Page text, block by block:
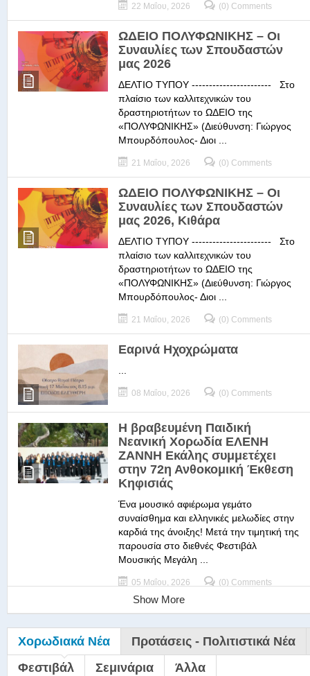
22 Μαΐου, 2026 (0) Comments
ΩΔΕΙΟ ΠΟΛΥΦΩΝΙΚΗΣ – Οι
Συναυλίες των Σπουδαστών
μας 2026
ΔΕΛΤΙΟ ΤΥΠΟΥ ----------------------- Στο
πλαίσιο των καλλιτεχνικών του
δραστηριοτήτων το ΩΔΕΙΟ της
«ΠΟΛΥΦΩΝΙΚΗΣ» (Διεύθυνση: Γιώργος
Μπουρδόπουλος- Διοι ...
21 Μαΐου, 2026 (0) Comments
ΩΔΕΙΟ ΠΟΛΥΦΩΝΙΚΗΣ – Οι
Συναυλίες των Σπουδαστών
μας 2026, Κιθάρα
ΔΕΛΤΙΟ ΤΥΠΟΥ ----------------------- Στο
πλαίσιο των καλλιτεχνικών του
δραστηριοτήτων το ΩΔΕΙΟ της
«ΠΟΛΥΦΩΝΙΚΗΣ» (Διεύθυνση: Γιώργος
Μπουρδόπουλος- Διοι ...
21 Μαΐου, 2026 (0) Comments
Εαρινά Ηχοχρώματα
08 Μαΐου, 2026 (0) Comments
Η βραβευμένη Παιδική
Νεανική Χορωδία ΕΛΕΝΗ
ΖΑΝΝΗ Εκάλης συμμετέχει
στην 72η Ανθοκομική Έκθεση
Κηφισιάς
Ένα μουσικό αφιέρωμα γεμάτο
συναίσθημα και ελληνικές μελωδίες στην
καρδιά της άνοιξης! Μετά την τιμητική της
παρουσία στο διεθνές Φεστιβάλ
Μουσικής Μεγάλη ...
05 Μαΐου, 2026 (0) Comments
Show More
Χορωδιακά Νέα
Προτάσεις - Πολιτιστικά Νέα
Φεστιβάλ
Σεμινάρια Άλλα